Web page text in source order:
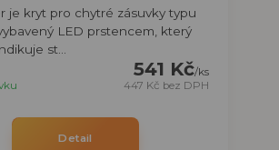
je kryt pro chytré zásuvky typu
LED prstencem, který
st...
541 Kč/ks
447 Kč bez DPH
Detail